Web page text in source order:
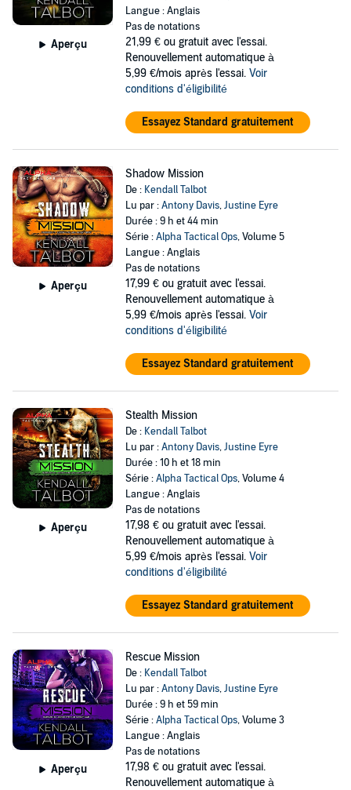
survie à suspense, ses thrillers à rebondissements et ses
romans policiers à suspense. Kendall se spécialise dans
l'accompagnement de personnages brisés dans des
voyages émotionnels et périlleux qui les poussent à leurs
limites, les aidant à surmonter leurs difficultés et à
trouver leur bonheur. Son œuvre variée couvre un large
à la romance militaire, en passant par les comédies
romantiques torrides, les thrillers apocalyptiques et les
enquêtes criminelles de justiciers. Qu'il s'agisse de
romans autonomes ou de séries passionnantes, Kendall
livre des histoires qui vous tiendront en haleine.
Lorsqu'elle n'écrit pas son prochain livre palpitant,
Kendall peut être trouvée en train de déguster du vin et
du fromage avec ses amis, et elle est toujours en train de
préparer sa prochaine aventure. Elle partage sa vie avec
son héros personnel et un petit chien tout doux qui se
vous êtes amateur d'aventures romantiques palpitantes, de
romance militaire, de polars à rebondissements ou de
thrillers apocalyptiques ayant pour toile de fond des lieux
exotiques, les livres de Kendall Talbot ne manqueront
pas de vous intéresser.
Aperçu
Langue : Anglais
Pas de notations
21,99 € ou gratuit avec l'essai.
Renouvellement automatique à
5,99 €/mois après l'essai. Voir
conditions d'éligibilité
Essayez Standard gratuitement
Aperçu
Shadow Mission
De : Kendall Talbot
Lu par :Antony Davis,Justine Eyre
Durée : 9 h et 44 min
Série :Alpha Tactical Ops, Volume 5
Langue : Anglais
Pas de notations
17,99 € ou gratuit avec l'essai.
Renouvellement automatique à
5,99 €/mois après l'essai. Voir
conditions d'éligibilité
Essayez Standard gratuitement
Aperçu
Stealth Mission
De : Kendall Talbot
Lu par :Antony Davis,Justine Eyre
Durée : 10 h et 18 min
Série :Alpha Tactical Ops, Volume 4
Langue : Anglais
Pas de notations
17,98 € ou gratuit avec l'essai.
Renouvellement automatique à
5,99 €/mois après l'essai. Voir
conditions d'éligibilité
Essayez Standard gratuitement
Aperçu
Rescue Mission
De : Kendall Talbot
Lu par :Antony Davis,Justine Eyre
Durée : 9 h et 59 min
Série :Alpha Tactical Ops, Volume 3
Langue : Anglais
Pas de notations
17,98 € ou gratuit avec l'essai.
Renouvellement automatique à